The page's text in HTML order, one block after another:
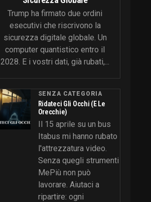
Trump ha firmato due ordini
esecutivi che riscrivono la
sicurezza digitale globale. Un
computer quantistico entro il
2028. E i vostri dati, già rubati,...
SENZA CATEGORIA
Ridateci Gli Occhi (e Le
Orecchie)
Il 15 aprile su un bus
Itabus mi hanno rubato
l'attrezzatura video.
Senza quegli strumenti
MePiù non può
lavorare. Aiutaci a
ripartire: ogni